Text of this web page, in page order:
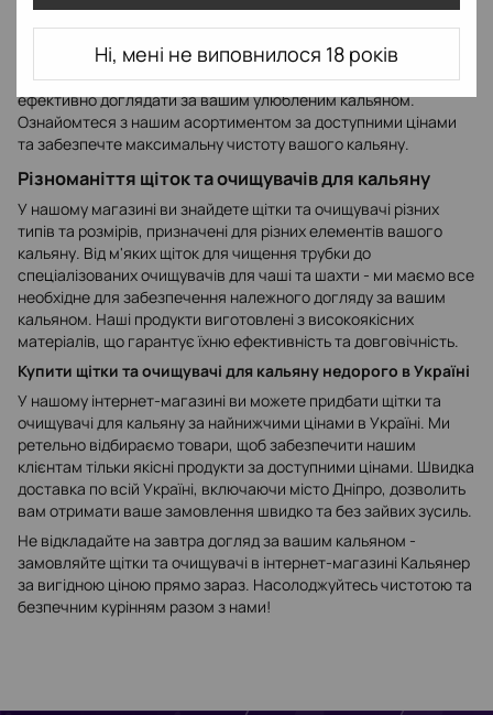
Ні, мені не виповнилося 18 років
Підтримання чистоти вашого кальяну є важливою частиною
для забезпечення приємного та безпечного куріння. В
інтернет-магазині Кальянер ми пропонуємо широкий вибір
щіток та очищувачів для кальяну, які дозволять вам
ефективно доглядати за вашим улюбленим кальяном.
Ознайомтеся з нашим асортиментом за доступними цінами
та забезпечте максимальну чистоту вашого кальяну.
Різноманіття щіток та очищувачів для кальяну
У нашому магазині ви знайдете щітки та очищувачі різних
типів та розмірів, призначені для різних елементів вашого
кальяну. Від м'яких щіток для чищення трубки до
спеціалізованих очищувачів для чаші та шахти - ми маємо все
необхідне для забезпечення належного догляду за вашим
кальяном. Наші продукти виготовлені з високоякісних
матеріалів, що гарантує їхню ефективність та довговічність.
Купити щітки та очищувачі для кальяну недорого в Україні
У нашому інтернет-магазині ви можете придбати щітки та
очищувачі для кальяну за найнижчими цінами в Україні. Ми
ретельно відбираємо товари, щоб забезпечити нашим
клієнтам тільки якісні продукти за доступними цінами. Швидка
доставка по всій Україні, включаючи місто Дніпро, дозволить
вам отримати ваше замовлення швидко та без зайвих зусиль.
Не відкладайте на завтра догляд за вашим кальяном -
замовляйте щітки та очищувачі в інтернет-магазині Кальянер
за вигідною ціною прямо зараз. Насолоджуйтесь чистотою та
безпечним курінням разом з нами!